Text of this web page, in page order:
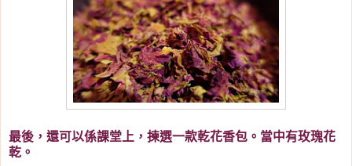
最後，還可以係課堂上，揀選一款乾花香包。當中有玫瑰花
乾。